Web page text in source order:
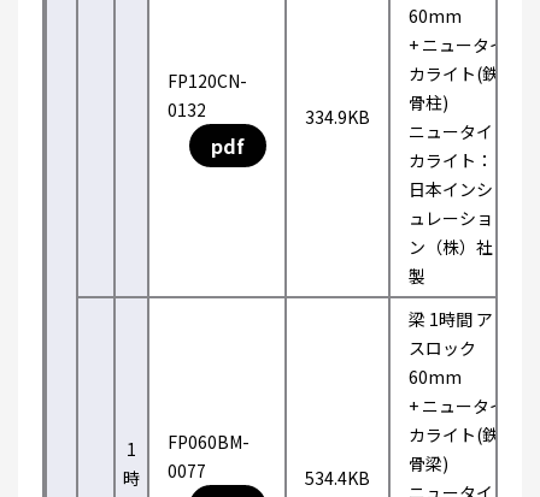
FP120CN-
0132
pdf
334.9KB
60mm
+ ニュータイ
カライト(鉄
骨柱)
ニュータイ
カライト：
日本インシ
ュレーショ
ン（株）社
製
1
時
FP060BM-
0077
534.4KB
梁 1時間 ア
スロック
60mm
+ ニュータイ
カライト(鉄
骨梁)
ニュータイ